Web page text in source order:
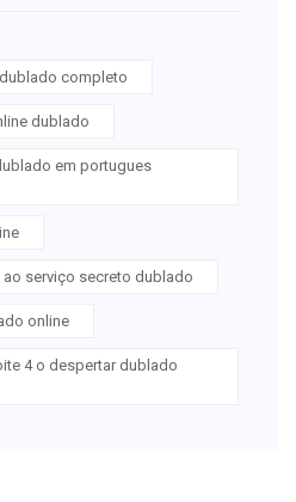
completo
dublado
em portugues
serviço secreto dublado
online
4 o despertar dublado